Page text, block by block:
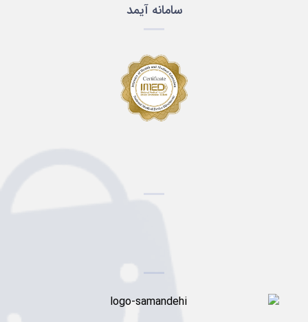
سامانه آیمد